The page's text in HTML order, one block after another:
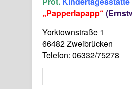
„Papperlapapp“
Yorktownstraße 1
66482 Zweibrücken
Telefon: 06332/75278